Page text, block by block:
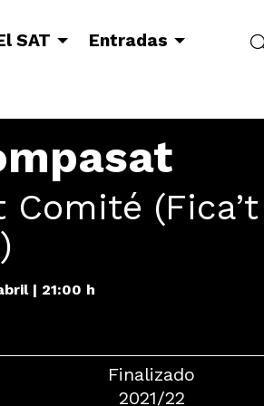
SAT Entradas
Comité
| 21:00 h
Finalizado
2021/22